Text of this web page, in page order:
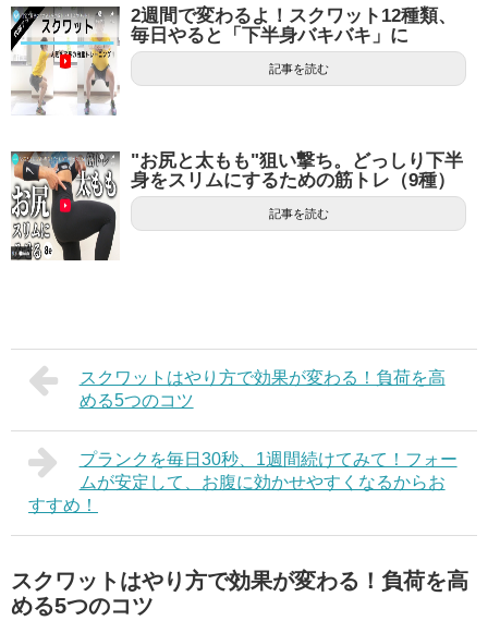
2週間で変わるよ！スクワット12種類、
毎日やると「下半身バキバキ」に
記事を読む
"お尻と太もも"狙い撃ち。どっしり下半
身をスリムにするための筋トレ（9種）
記事を読む
スクワットはやり方で効果が変わる！負荷を高
める5つのコツ
プランクを毎日30秒、1週間続けてみて！フォー
ムが安定して、お腹に効かせやすくなるからお
すすめ！
スクワットはやり方で効果が変わる！負荷を高
める5つのコツ